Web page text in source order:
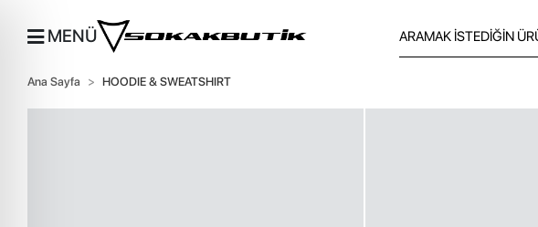
MENÜ
Ana Sayfa HOODIE & SWEATSHIRT